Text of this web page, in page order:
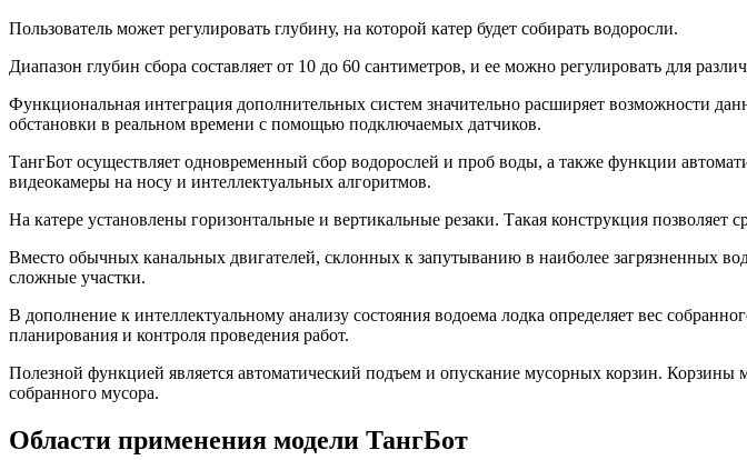
Пользователь может регулировать глубину, на которой катер будет собирать водоросли.
Диапазон глубин сбора составляет от 10 до 60 сантиметров, и ее можно регулировать для
Функциональная интеграция дополнительных систем значительно расширяет возможности
обстановки в реальном времени с помощью подключаемых датчиков.
ТангБот осуществляет одновременный сбор водорослей и проб воды, а также функции
видеокамеры на носу и интеллектуальных алгоритмов.
На катере установлены горизонтальные и вертикальные резаки. Такая конструкция позволяет
Вместо обычных канальных двигателей, склонных к запутыванию в наиболее загрязненных
сложные участки.
В дополнение к интеллектуальному анализу состояния водоема лодка определяет вес
планирования и контроля проведения работ.
Полезной функцией является автоматический подъем и опускание мусорных корзин.
собранного мусора.
Области применения модели ТангБот